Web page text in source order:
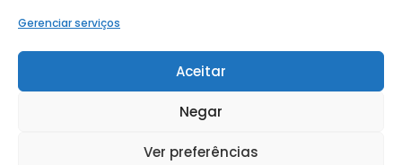
Gerenciar serviços
Aceitar
Negar
Ver preferências
Baixe nosso E-book